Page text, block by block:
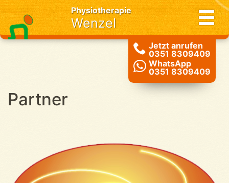
Physiotherapie
Wenzel
Jetzt anrufen
0351 8309409
WhatsApp
0351 8309409
Partner